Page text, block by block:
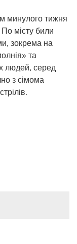
минулого тижня
По місту били
зокрема на
та
людей, серед
з сімома